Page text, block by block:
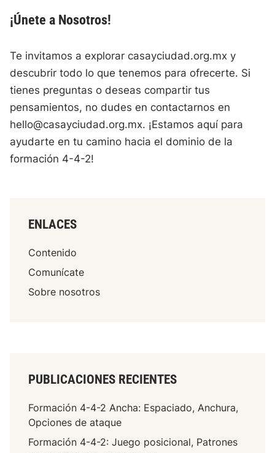
¡Únete a Nosotros!
Te invitamos a explorar casayciudad.org.mx y
descubrir todo lo que tenemos para ofrecerte. Si
tienes preguntas o deseas compartir tus
pensamientos, no dudes en contactarnos en
hello@casayciudad.org.mx. ¡Estamos aquí para
ayudarte en tu camino hacia el dominio de la
formación 4-4-2!
ENLACES
Contenido
Comunícate
Sobre nosotros
PUBLICACIONES RECIENTES
Formación 4-4-2 Ancha: Espaciado, Anchura,
Opciones de ataque
Formación 4-4-2: Juego posicional, Patrones